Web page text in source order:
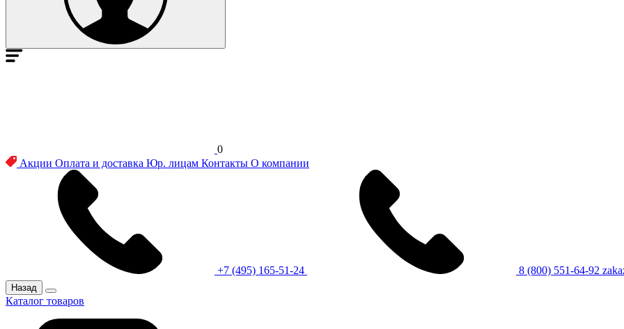
0
Акции Оплата и доставка Юр. лицам Контакты О компании
+7 (495) 165-51-24 8 (800) 551-64-92
Назад
Каталог товаров